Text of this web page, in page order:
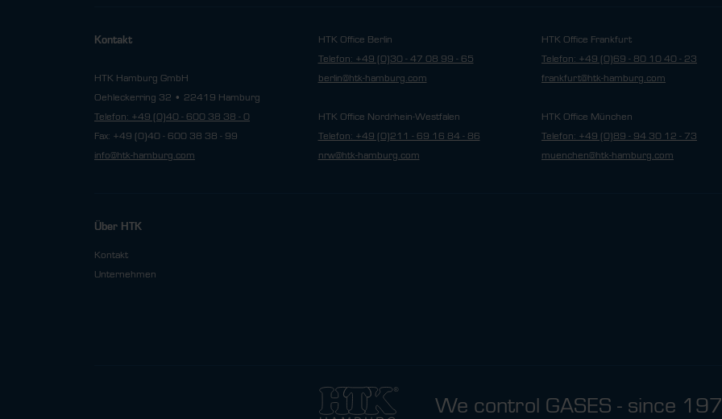
Kontakt
HTK Hamburg GmbH
Oehleckerring 32 • 22419 Hamburg
Telefon: +49 (0)40 - 600 38 38 - 0
Fax: +49 (0)40 - 600 38 38 - 99
info@htk-hamburg.com
HTK Office Berlin
Telefon: +49 (0)30 - 47 08 99 - 65
berlin@htk-hamburg.com
HTK Office Nordrhein-Westfalen
Telefon: +49 (0)211 - 69 16 84 - 86
nrw@htk-hamburg.com
HTK Office Frankfurt
Telefon: +49 (0)69 - 80 10 40 - 23
frankfurt@htk-hamburg.com
HTK Office München
Telefon: +49 (0)89 - 94 30 12 - 73
muenchen@htk-hamburg.com
Über HTK
Kontakt
Unternehmen
We control GASES - since